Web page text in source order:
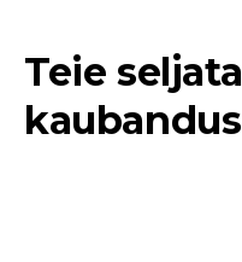
Teie
kaubandus